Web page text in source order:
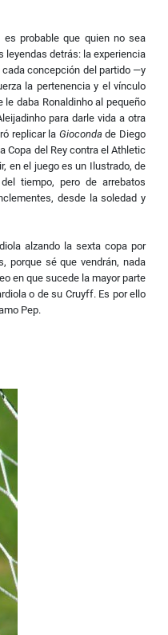
probable que quien no sea
leyendas detrás: la experiencia
cada concepción del partido —y
la pertenencia y el vínculo
daba Ronaldinho al pequeño
para darle vida a otra
replicar la Gioconda de Diego
Copa del Rey contra el Athletic
en el juego es un Ilustrado, de
tiempo, pero de arrebatos
desde la soledad y
alzando la sexta copa por
porque sé que vendrán, nada
en que sucede la mayor parte
o de su Cruyff. Es por ello
Pep.